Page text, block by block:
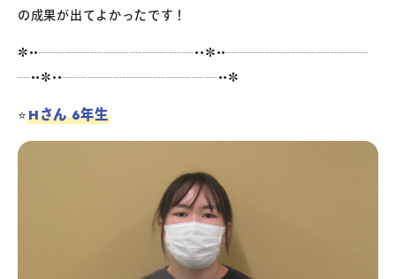
の成果が出てよかったです！
✼••┈┈┈┈┈┈┈┈┈┈┈┈••✼••┈┈┈┈┈┈┈┈┈┈┈
┈••✼••┈┈┈┈┈┈┈┈┈┈┈┈••✼
⭐️Hさん 6年生